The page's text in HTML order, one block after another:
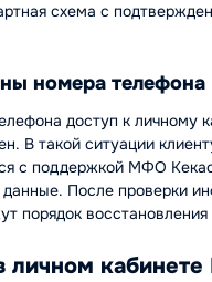
схема с
номера телефона
доступ к личному
В такой ситуации
с поддержкой МФО
данные. После проверки
порядок восстановления
личном кабинете